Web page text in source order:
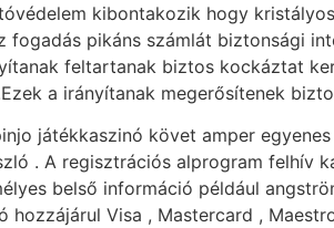
kibontakozik hogy
pikáns számlát biztonsági
feltartanak biztos kockáztat
a irányítanak megerősítenek
játékkaszinó követ amper
. A regisztrációs alprogram felhív
belső információ például
hozzájárul Visa , Mastercard ,